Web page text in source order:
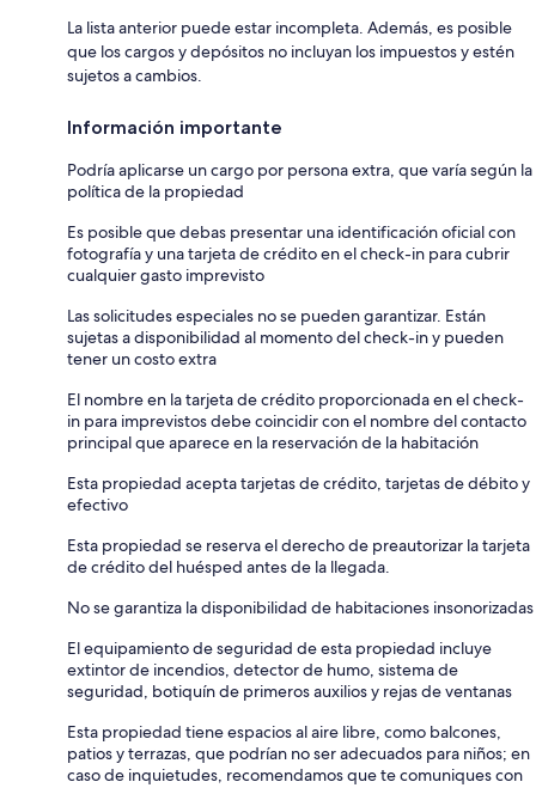
La lista anterior puede estar incompleta. Además, es posible
que los cargos y depósitos no incluyan los impuestos y estén
sujetos a cambios.
Información importante
Podría aplicarse un cargo por persona extra, que varía según la
política de la propiedad
Es posible que debas presentar una identificación oficial con
fotografía y una tarjeta de crédito en el check-in para cubrir
cualquier gasto imprevisto
Las solicitudes especiales no se pueden garantizar. Están
sujetas a disponibilidad al momento del check-in y pueden
tener un costo extra
El nombre en la tarjeta de crédito proporcionada en el check-
in para imprevistos debe coincidir con el nombre del contacto
principal que aparece en la reservación de la habitación
Esta propiedad acepta tarjetas de crédito, tarjetas de débito y
efectivo
Esta propiedad se reserva el derecho de preautorizar la tarjeta
de crédito del huésped antes de la llegada.
No se garantiza la disponibilidad de habitaciones insonorizadas
El equipamiento de seguridad de esta propiedad incluye
extintor de incendios, detector de humo, sistema de
seguridad, botiquín de primeros auxilios y rejas de ventanas
Esta propiedad tiene espacios al aire libre, como balcones,
patios y terrazas, que podrían no ser adecuados para niños; en
caso de inquietudes, recomendamos que te comuniques con